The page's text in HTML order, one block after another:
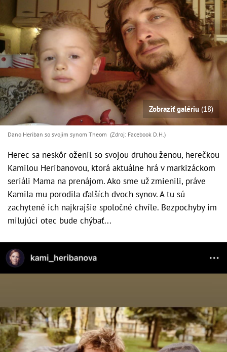
Zobraziť galériu (18)
Dano Heriban so svojim synom Theom (Zdroj: Facebook D.H.)
Herec sa neskôr oženil so svojou druhou ženou, herečkou
Kamilou Heribanovou, ktorá aktuálne hrá v markizáckom
seriáli Mama na prenájom. Ako sme už zmienili, práve
Kamila mu porodila ďalších dvoch synov. A tu sú
zachytené ich najkrajšie spoločné chvíle. Bezpochyby im
milujúci otec bude chýbať...